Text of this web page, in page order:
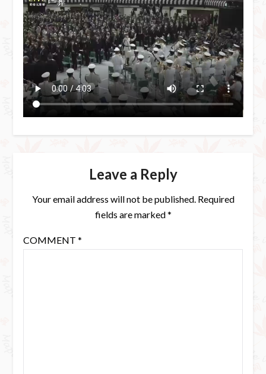
Leave a Reply
Your email address will not be published. Required
fields are marked*
COMMENT *